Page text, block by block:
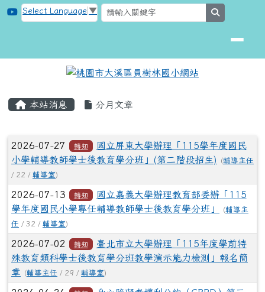
跳至主內容區
桃園市大溪區員樹林國小網站
Select Language ▼
本站消息 分月文章
文章列表
2026-07-27 轉知
國立屏東大學辦理「115學年度國民
小學輔導教師學士後教育學分班」(第二階段招生)
(輔導主任
/ 22 / 輔導室)
2026-07-13 轉知
國立嘉義大學辦理教育部委辦「115
學年度國民小學專任輔導教師學士後教育學分班」
(輔導主
任 / 32 / 輔導室)
2026-07-02 轉知
臺北市立大學辦理「115年度學前特
殊教育類科學士後教育學分班教學演示能力檢測」報名簡
章
(輔導主任 / 29 / 輔導室)